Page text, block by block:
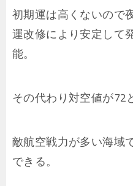
初期運は高くないので
運改修により安定して
能。
その代わり対空値が72
敵航空戦力が多い海域
できる。